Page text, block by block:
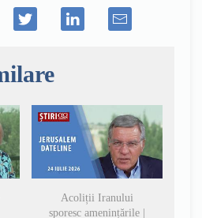
Acoliții Iranului
sporesc amenințările |